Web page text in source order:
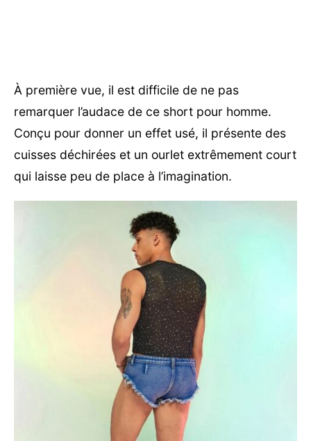
À première vue, il est difficile de ne pas
remarquer l’audace de ce short pour homme.
Conçu pour donner un effet usé, il présente des
cuisses déchirées et un ourlet extrêmement court
qui laisse peu de place à l’imagination.